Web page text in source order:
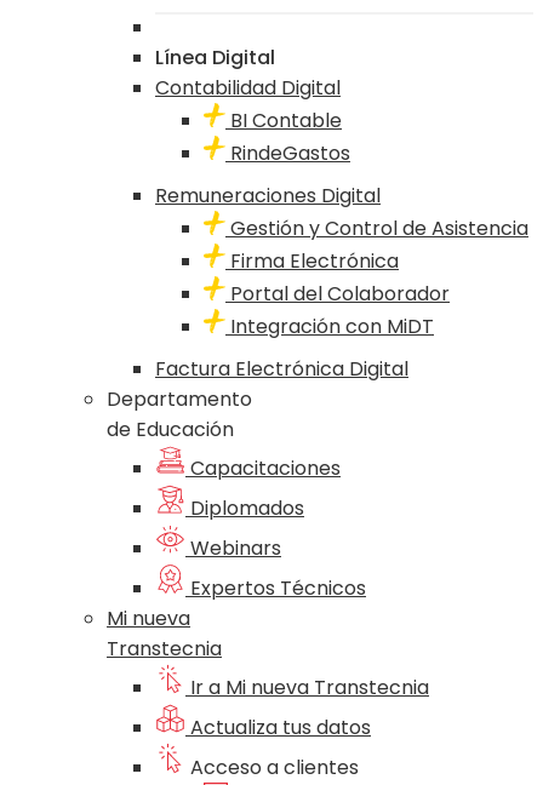
Línea Digital
Contabilidad Digital
BI Contable
RindeGastos
Remuneraciones Digital
Gestión y Control de Asistencia
Firma Electrónica
Portal del Colaborador
Integración con MiDT
Factura Electrónica Digital
Departamento
de Educación
Capacitaciones
Diplomados
Webinars
Expertos Técnicos
Mi nueva
Transtecnia
Ir a Mi nueva Transtecnia
Actualiza tus datos
Acceso a clientes